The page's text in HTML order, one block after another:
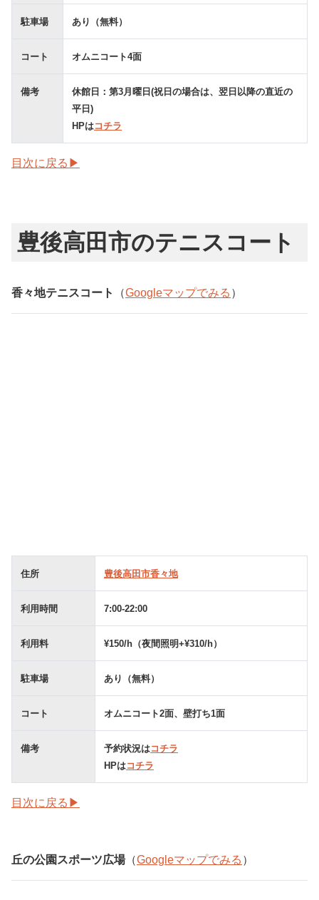
駐車場 あり（無料）
コート オムニコート4面
備考
休館日：第3月曜日(祝日の場合は、翌日以降の直近の
平日)
HPはコチラ
目次に戻る▶
豊後高田市のテニスコート
香々地テニスコート （Googleマップでみる ）
住所 豊後高田市香々地
利用時間 7:00-22:00
利用料 ¥150/h（夜間照明+¥310/h）
駐車場 あり（無料）
コート オムニコート2面、壁打ち1面
備考 予約状況はコチラ
HPはコチラ
目次に戻る▶
丘の公園スポーツ広場（Googleマップでみる ）